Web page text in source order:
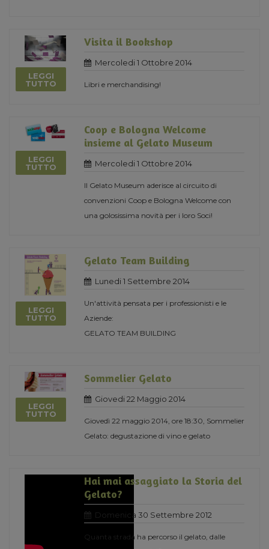
LEGGI
TUTTO
Visita il Bookshop
Mercoledi 1 Ottobre 2014
Libri e merchandising!
LEGGI
TUTTO
Coop e Bologna Welcome
insieme al Gelato Museum
Mercoledi 1 Ottobre 2014
Il Gelato Museum aderisce al circuito di
convenzioni Coop e Bologna Welcome con
una golosissima novità per i loro Soci!
LEGGI
TUTTO
Gelato Team Building
Lunedi 1 Settembre 2014
Un'attività pensata per i professionisti e le
Aziende:
GELATO TEAM BUILDING
LEGGI
TUTTO
Sommelier Gelato
Giovedi 22 Maggio 2014
Giovedì 22 maggio 2014, ore 18:30, Sommelier
Gelato: degustazione di vino e gelato
Hai mai assaggiato la Storia del
Gelato?
Domenica 30 Settembre 2012
Quanta strada ha percorso il gelato, dalle